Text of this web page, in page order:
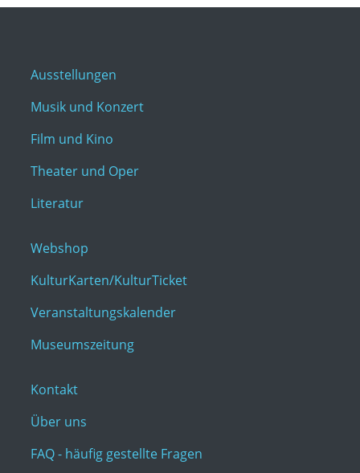
Ausstellungen
Musik und Konzert
Film und Kino
Theater und Oper
Literatur
Webshop
KulturKarten/KulturTicket
Veranstaltungskalender
Museumszeitung
Kontakt
Über uns
FAQ - häufig gestellte Fragen